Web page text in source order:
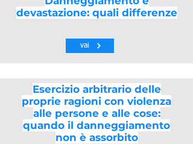
devastazione: quali differenze
vai
Esercizio arbitrario delle
proprie ragioni con violenza
alle persone e alle cose:
quando il danneggiamento
non è assorbito